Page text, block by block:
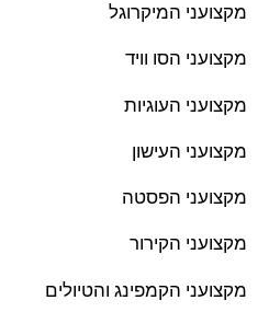
מקצועני המיקרוגל
מקצועני הסו וויד
מקצועני העוגיות
מקצועני העישון
מקצועני הפסטה
מקצועני הקירור
מקצועני הקמפינג והטיולים